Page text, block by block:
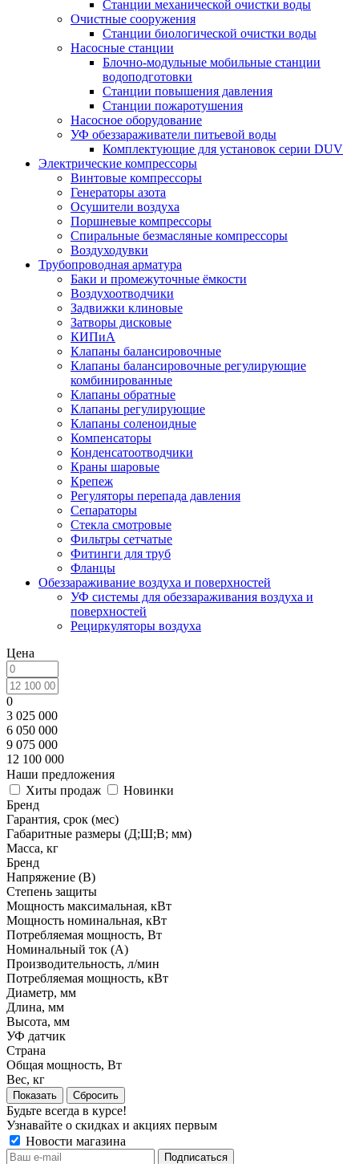
Станции механической очистки воды
Очистные сооружения
Станции биологической очистки воды
Насосные станции
Блочно-модульные мобильные станции
водоподготовки
Станции повышения давления
Станции пожаротушения
Насосное оборудование
УФ обеззараживатели питьевой воды
Комплектующие для установок серии DUV
Электрические компрессоры
Винтовые компрессоры
Генераторы азота
Осушители воздуха
Поршневые компрессоры
Спиральные безмасляные компрессоры
Воздуходувки
Трубопроводная арматура
Баки и промежуточные ёмкости
Воздухоотводчики
Задвижки клиновые
Затворы дисковые
КИПиА
Клапаны балансировочные
Клапаны балансировочные регулирующие
комбинированные
Клапаны обратные
Клапаны регулирующие
Клапаны соленоидные
Компенсаторы
Конденсатоотводчики
Краны шаровые
Крепеж
Регуляторы перепада давления
Сепараторы
Стекла смотровые
Фильтры сетчатые
Фитинги для труб
Фланцы
Обеззараживание воздуха и поверхностей
УФ системы для обеззараживания воздуха и
поверхностей
Рециркуляторы воздуха
Цена
0
3 025 000
6 050 000
9 075 000
12 100 000
Наши предложения
Хиты продаж
Новинки
Бренд
Гарантия, срок (мес)
Габаритные размеры (Д;Ш;В; мм)
Масса, кг
Бренд
Напряжение (В)
Степень защиты
Мощность максимальная, кВт
Мощность номинальная, кВт
Потребляемая мощность, Вт
Номинальный ток (А)
Производительность, л/мин
Потребляемая мощность, кВт
Диаметр, мм
Длина, мм
Высота, мм
УФ датчик
Страна
Общая мощность, Вт
Вес, кг
Сбросить
Будьте всегда в курсе!
Узнавайте о скидках и акциях первым
Новости магазина